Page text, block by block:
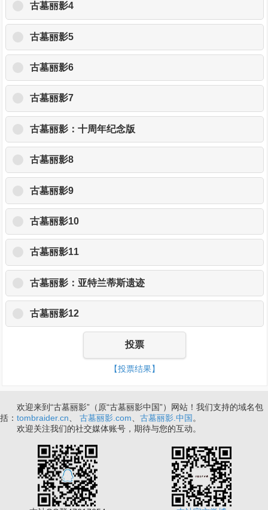
古墓丽影4
古墓丽影5
古墓丽影6
古墓丽影7
古墓丽影：十周年纪念版
古墓丽影8
古墓丽影9
古墓丽影10
古墓丽影11
古墓丽影：亚特兰蒂斯遗迹
古墓丽影12
投票
【投票结果】
欢迎来到“古墓丽影”（原“古墓丽影中国”）网站！我们支持的域名包
括： tombraider.cn 古墓丽影.com 古墓丽影.中国 。
欢迎关注我们的社交媒体账号，期待与您的互动。